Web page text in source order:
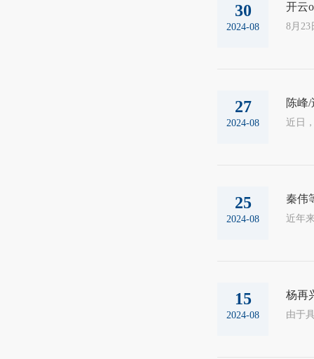
30
2024-08
开云
27
2024-08
陈峰
25
2024-08
秦伟
15
2024-08
杨再